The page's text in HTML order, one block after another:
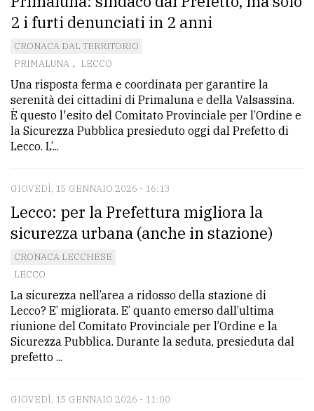
2 i furti denunciati in 2 anni
CRONACA DAL TERRITORIO
PRIMALUNA , LECCO
Una risposta ferma e coordinata per garantire la
serenità dei cittadini di Primaluna e della Valsassina.
È questo l'esito del Comitato Provinciale per l’Ordine e
la Sicurezza Pubblica presieduto oggi dal Prefetto di
Lecco. L’...
GIOVEDÌ, 15 GENNAIO 2026 - 16:13
Lecco: per la Prefettura migliora la
sicurezza urbana (anche in stazione)
CRONACA LECCHESE
LECCO
La sicurezza nell’area a ridosso della stazione di
Lecco? E’ migliorata. E’ quanto emerso dall’ultima
riunione del Comitato Provinciale per l’Ordine e la
Sicurezza Pubblica. Durante la seduta, presieduta dal
prefetto ...
GIOVEDÌ, 15 GENNAIO 2026 - 11:00